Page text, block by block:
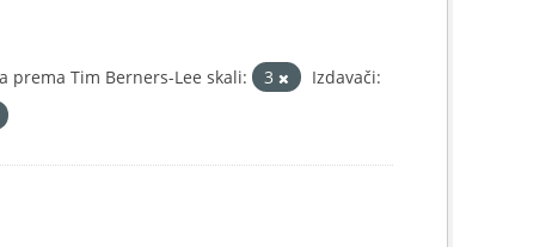
prema Tim Berners-Lee skali: 3
Izdavači: